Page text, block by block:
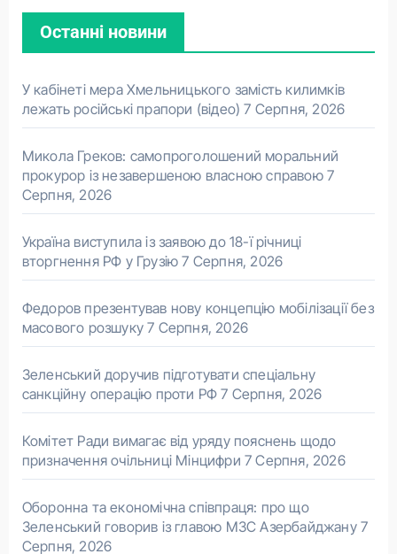
Останні новини
У кабінеті мера Хмельницького замість килимків
лежать російські прапори (відео) 7 Серпня, 2026
Микола Греков: самопроголошений моральний
прокурор із незавершеною власною справою 7
Серпня, 2026
Україна виступила із заявою до 18-ї річниці
вторгнення РФ у Грузію 7 Серпня, 2026
Федоров презентував нову концепцію мобілізації без
масового розшуку 7 Серпня, 2026
Зеленський доручив підготувати спеціальну
санкційну операцію проти РФ 7 Серпня, 2026
Комітет Ради вимагає від уряду пояснень щодо
призначення очільниці Мінцифри 7 Серпня, 2026
Оборонна та економічна співпраця: про що
Зеленський говорив із главою МЗС Азербайджану 7
Серпня, 2026